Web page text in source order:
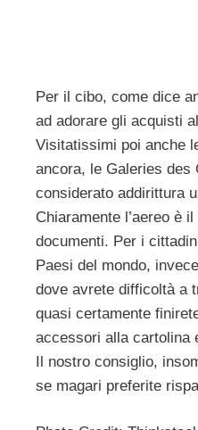
Per il cibo, come dice
ad adorare gli acquisti
Visitatissimi poi anche
ancora, le Galeries des
considerato addirittura
Chiaramente l’aereo è
documenti. Per i
Paesi del mondo,
dove avrete difficoltà a
quasi certamente
accessori alla cartolina
Il nostro consiglio,
se magari preferite